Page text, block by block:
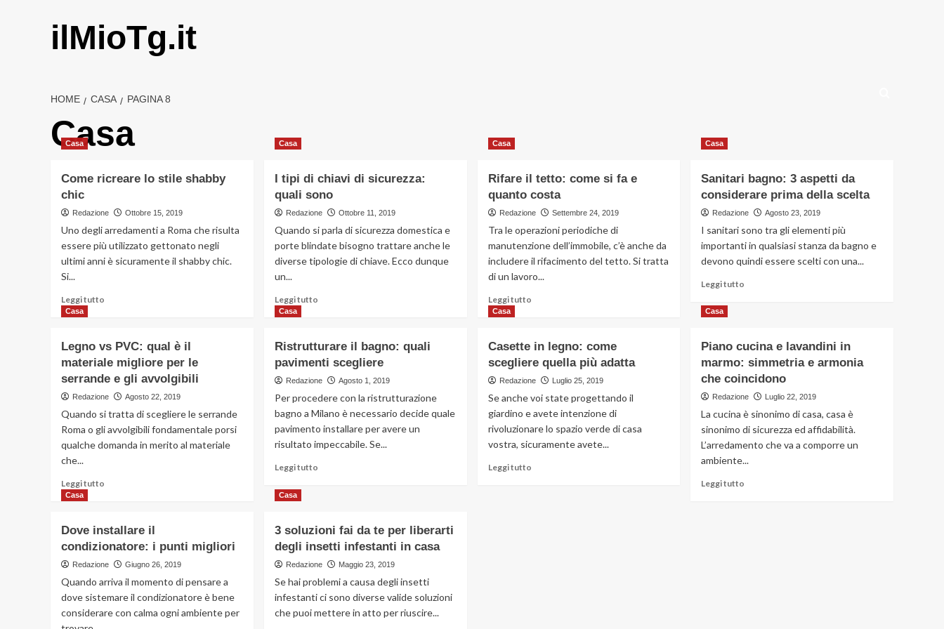
ilMioTg.it
HOME CASA PAGINA 8
Casa
Casa
Come ricreare lo stile shabby
chic
Redazione Ottobre 15, 2019
Uno degli arredamenti a Roma che risulta
essere più utilizzato gettonato negli
ultimi anni è sicuramente il shabby chic.
Si...
Leggi tutto
Come
ricreare
lo
stile
shabby
chic
Casa
I tipi di chiavi di sicurezza:
quali sono
Redazione Ottobre 11, 2019
Quando si parla di sicurezza domestica e
porte blindate bisogno trattare anche le
diverse tipologie di chiave. Ecco dunque
un...
Leggi tuttoLeggi
I
tipi
di
di
sicurezza:
quali
sono
Casa
Rifare il tetto: come si fa e
quanto costa
Redazione Settembre 24, 2019
Tra le operazioni periodiche di
manutenzione dell’immobile, c’è anche da
includere il rifacimento del tetto. Si tratta
di un lavoro...
Leggi tuttoLeggi
Rifare
il
tetto:
si
fa
e
quanto
Casa
Sanitari bagno: 3 aspetti da
considerare prima della scelta
Redazione Agosto 23, 2019
I sanitari sono tra gli elementi più
importanti in qualsiasi stanza da bagno e
devono quindi essere scelti con una...
Leggi tutto
bagno:
3
aspetti
considerare
prima
della
scelta
Casa
Legno vs PVC: qual è il
materiale migliore per le
serrande e gli avvolgibili
Redazione Agosto 22, 2019
Quando si tratta di scegliere le serrande
Roma o gli avvolgibili fondamentale porsi
qualche domanda in merito al materiale
che...
Leggi tutto
Legno
vs
PVC:
è
il
materiale
Casa
Ristrutturare il bagno: quali
pavimenti scegliere
Redazione Agosto 1, 2019
Per procedere con la ristrutturazione
bagno a Milano è necessario decide quale
pavimento installare per avere un
risultato impeccabile. Se...
Leggi tuttoLeggi
il
bagno:
quali
pavimenti
scegliere
Casa
Casette in legno: come
scegliere quella più adatta
Redazione Luglio 25, 2019
Se anche voi state progettando il
giardino e avete intenzione di
rivoluzionare lo spazio verde di casa
vostra, sicuramente avete...
Leggi tuttoLeggi
Casa
Piano cucina e lavandini in
marmo: simmetria e armonia
che coincidono
Redazione Luglio 22, 2019
La cucina è sinonimo di casa, casa è
sinonimo di sicurezza ed affidabilità.
L’arredamento che va a comporre un
ambiente...
Leggi tutto
Casa
Dove installare il
condizionatore: i punti migliori
Redazione Giugno 26, 2019
Quando arriva il momento di pensare a
dove sistemare il condizionatore è bene
considerare con calma ogni ambiente per
Casa
3 soluzioni fai da te per liberarti
degli insetti infestanti in casa
Redazione Maggio 23, 2019
Se hai problemi a causa degli insetti
infestanti ci sono diverse valide soluzioni
che puoi mettere in atto per riuscire...